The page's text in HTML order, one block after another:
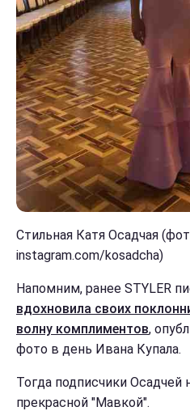
Стильная Катя Осадчая
instagram.com/kosadcha)
Напомним, ранее STYLER
вдохновила своих
волну комплиментов,
фото в день Ивана Купала.
Тогда подписчики Осадчей
прекрасной "Мавкой".